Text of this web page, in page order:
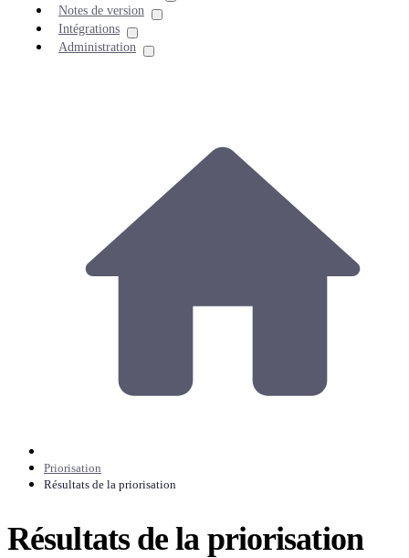
Notes de version
Intégrations
Administration
Priorisation
Résultats de la priorisation
Résultats de la priorisation